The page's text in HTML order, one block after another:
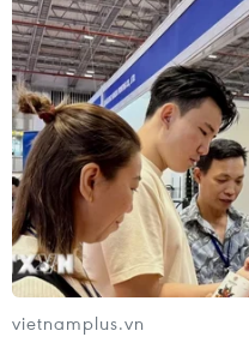
vietnamplus.vn